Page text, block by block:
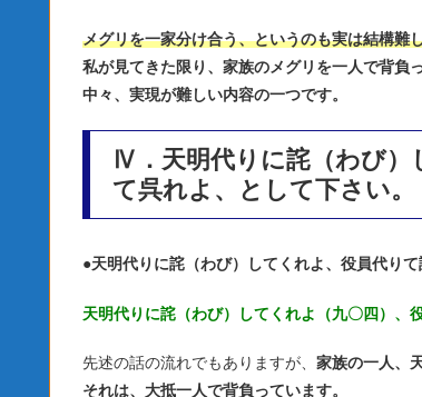
メグリを一家分け合う、というのも実は結構難
私が見てきた限り、家族のメグリを一人で背負
中々、実現が難しい内容の一つです。
Ⅳ．天明代りに詫（わび）
て呉れよ、として下さい。
●天明代りに詫（わび）してくれよ、役員代りて
天明代りに詫（わび）してくれよ（九〇四）、
先述の話の流れでもありますが、 家族の一人、
それは、大抵一人で背負っています。